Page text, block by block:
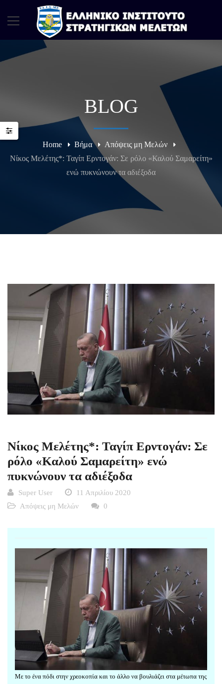
BLOG
Home Βήμα
Απόψεις μη Μελών
Νίκος Μελέτης*: Ταγίπ Ερντογάν: Σε ρόλο «Καλού Σαμαρείτη»
ενώ πυκνώνουν τα αδιέξοδα
Νίκος Μελέτης*: Ταγίπ Ερντογάν: Σε
ρόλο «Καλού Σαμαρείτη» ενώ
πυκνώνουν τα αδιέξοδα
Super User
11 Απριλίου 2020
Απόψεις μη Μελών
0
Με το ένα πόδι στην χρεοκοπία και το άλλο να βουλιάζει στα μέτωπα της